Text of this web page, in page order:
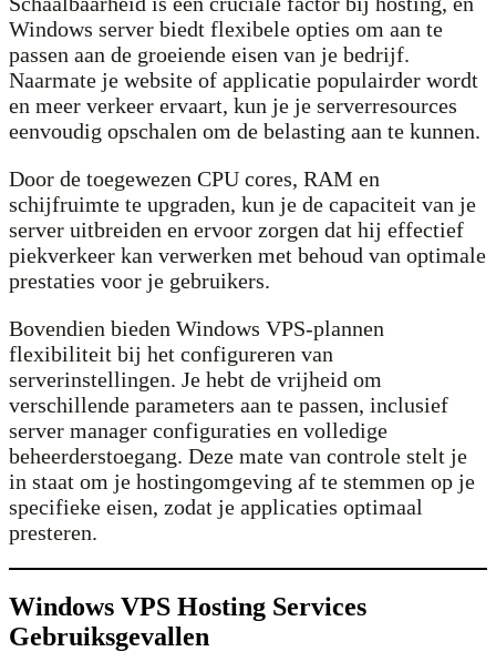
Windows server biedt flexibele opties om aan te
passen aan de groeiende eisen van je bedrijf.
Naarmate je website of applicatie populairder wordt
en meer verkeer ervaart, kun je je serverresources
eenvoudig opschalen om de belasting aan te kunnen.
Door de toegewezen CPU cores, RAM en
schijfruimte te upgraden, kun je de capaciteit van je
server uitbreiden en ervoor zorgen dat hij effectief
piekverkeer kan verwerken met behoud van optimale
prestaties voor je gebruikers.
Bovendien bieden Windows VPS-plannen
flexibiliteit bij het configureren van
serverinstellingen. Je hebt de vrijheid om
verschillende parameters aan te passen, inclusief
server manager configuraties en volledige
beheerderstoegang. Deze mate van controle stelt je
in staat om je hostingomgeving af te stemmen op je
specifieke eisen, zodat je applicaties optimaal
presteren.
Windows VPS Hosting Services
Gebruiksgevallen